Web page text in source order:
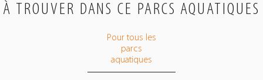
À TROUVER DANS CE PARCS AQUATIQUES
Pour tous les
parcs
aquatiques